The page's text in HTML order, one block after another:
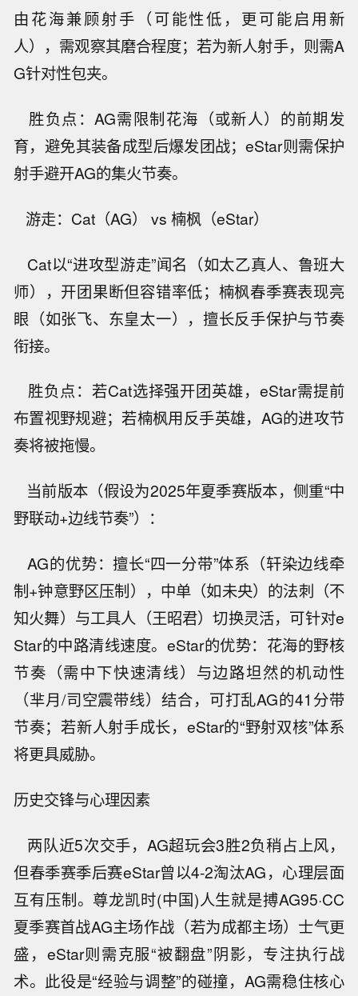
由花海兼顾射手（可能性低，更可能启用新
人），需观察其磨合程度；若为新人射手，则需A
G针对性包夹。
胜负点：AG需限制花海（或新人）的前期发
育，避免其装备成型后爆发团战；eStar则需保护
射手避开AG的集火节奏。
游走：Cat（AG） vs 楠枫（eStar）
Cat以“进攻型游走”闻名（如太乙真人、鲁班大
师），开团果断但容错率低；楠枫春季赛表现亮
眼（如张飞、东皇太一），擅长反手保护与节奏
衔接。
胜负点：若Cat选择强开团英雄，eStar需提前
布置视野规避；若楠枫用反手英雄，AG的进攻节
奏将被拖慢。
当前版本（假设为2025年夏季赛版本，侧重“中
野联动+边线节奏”）：
AG的优势：擅长“四一分带”体系（轩染边线牵
制+钟意野区压制），中单（如未央）的法刺（不
知火舞）与工具人（王昭君）切换灵活，可针对e
Star的中路清线速度。eStar的优势：花海的野核
节奏（需中下快速清线）与边路坦然的机动性
（芈月/司空震带线）结合，可打乱AG的41分带
节奏；若新人射手成长，eStar的“野射双核”体系
将更具威胁。
历史交锋与心理因素
两队近5次交手，AG超玩会3胜2负稍占上风，
但春季赛季后赛eStar曾以4-2淘汰AG，心理层面
互有压制。尊龙凯时(中国)人生就是搏AG95·CC
夏季赛首战AG主场作战（若为成都主场）士气更
盛，eStar则需克服“被翻盘”阴影，专注执行战
术。此役是“经验与调整”的碰撞，AG需稳住核心